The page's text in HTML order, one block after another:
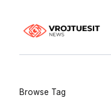
Browse Tag